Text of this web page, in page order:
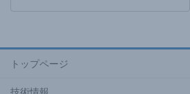
トップページ